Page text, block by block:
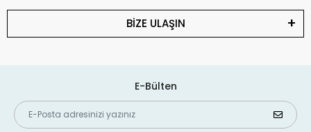
BİZE ULAŞIN
E-Bülten